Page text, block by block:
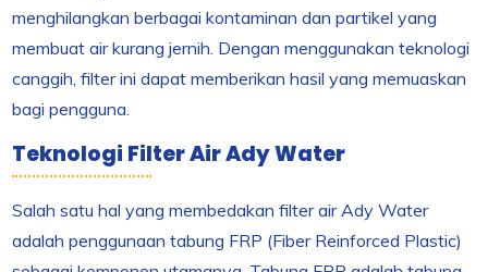
menghilangkan berbagai kontaminan dan partikel yang
membuat air kurang jernih. Dengan menggunakan teknologi
canggih, filter ini dapat memberikan hasil yang memuaskan
bagi pengguna.
Teknologi Filter Air Ady Water
Salah satu hal yang membedakan filter air Ady Water
adalah penggunaan tabung FRP (Fiber Reinforced Plastic)